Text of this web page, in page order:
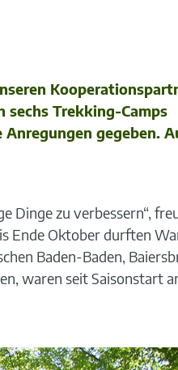
sechs Trekking-Camps
gegeben.
Dinge zu verbessern“,
Ende Oktober durften
Baden-Baden,
waren seit Saisonstart